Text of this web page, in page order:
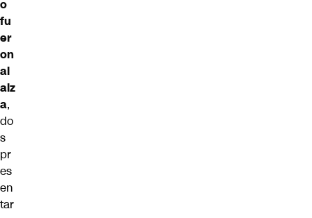
o
fu
er
on
al
alz
a,
do
s
pr
es
en
tar